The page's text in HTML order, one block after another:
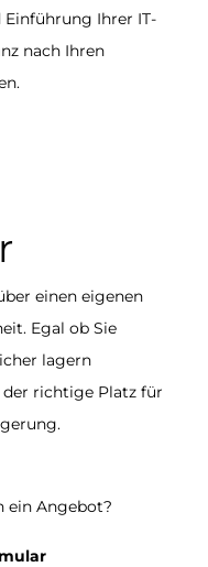
Ihrer IT-
nach Ihren
einen eigenen
Egal ob Sie
lagern
richtige Platz für
ein Angebot?